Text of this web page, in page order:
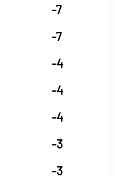
-7
-7
-4
-4
-4
-3
-3